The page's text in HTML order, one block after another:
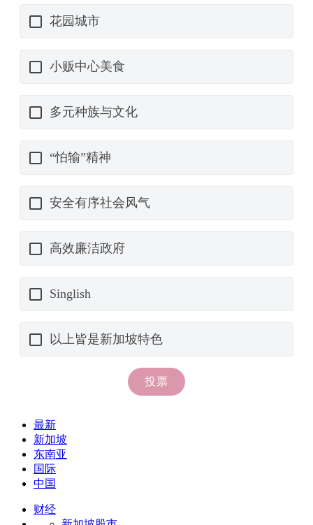
最新
新加坡
东南亚
国际
中国
财经